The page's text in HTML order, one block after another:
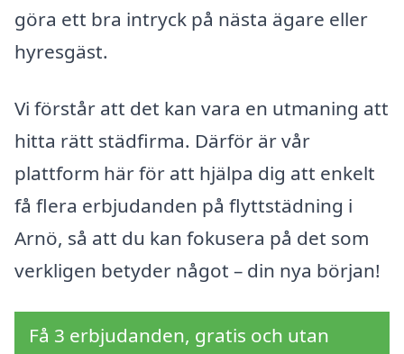
göra ett bra intryck på nästa ägare eller
hyresgäst.
Vi förstår att det kan vara en utmaning att
hitta rätt städfirma. Därför är vår
plattform här för att hjälpa dig att enkelt
få flera erbjudanden på flyttstädning i
Arnö, så att du kan fokusera på det som
verkligen betyder något – din nya början!
Få 3 erbjudanden, gratis och utan